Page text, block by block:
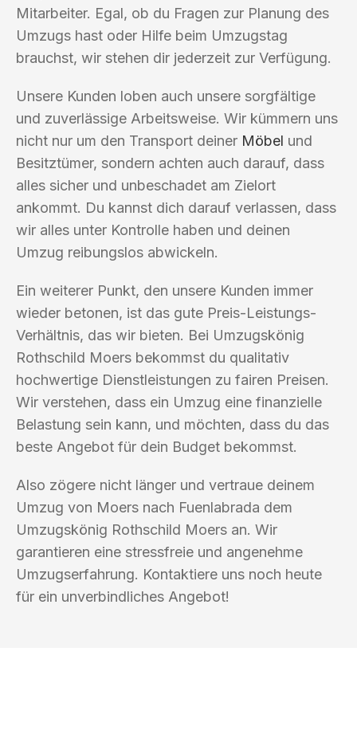
Mitarbeiter. Egal, ob du Fragen zur Planung des
Umzugs hast oder Hilfe beim Umzugstag
brauchst, wir stehen dir jederzeit zur Verfügung.
Unsere Kunden loben auch unsere sorgfältige
und zuverlässige Arbeitsweise. Wir kümmern uns
nicht nur um den Transport deiner Möbel und
Besitztümer, sondern achten auch darauf, dass
alles sicher und unbeschadet am Zielort
ankommt. Du kannst dich darauf verlassen, dass
wir alles unter Kontrolle haben und deinen
Umzug reibungslos abwickeln.
Ein weiterer Punkt, den unsere Kunden immer
wieder betonen, ist das gute Preis-Leistungs-
Verhältnis, das wir bieten. Bei Umzugskönig
Rothschild Moers bekommst du qualitativ
hochwertige Dienstleistungen zu fairen Preisen.
Wir verstehen, dass ein Umzug eine finanzielle
Belastung sein kann, und möchten, dass du das
beste Angebot für dein Budget bekommst.
Also zögere nicht länger und vertraue deinem
Umzug von Moers nach Fuenlabrada dem
Umzugskönig Rothschild Moers an. Wir
garantieren eine stressfreie und angenehme
Umzugserfahrung. Kontaktiere uns noch heute
für ein unverbindliches Angebot!